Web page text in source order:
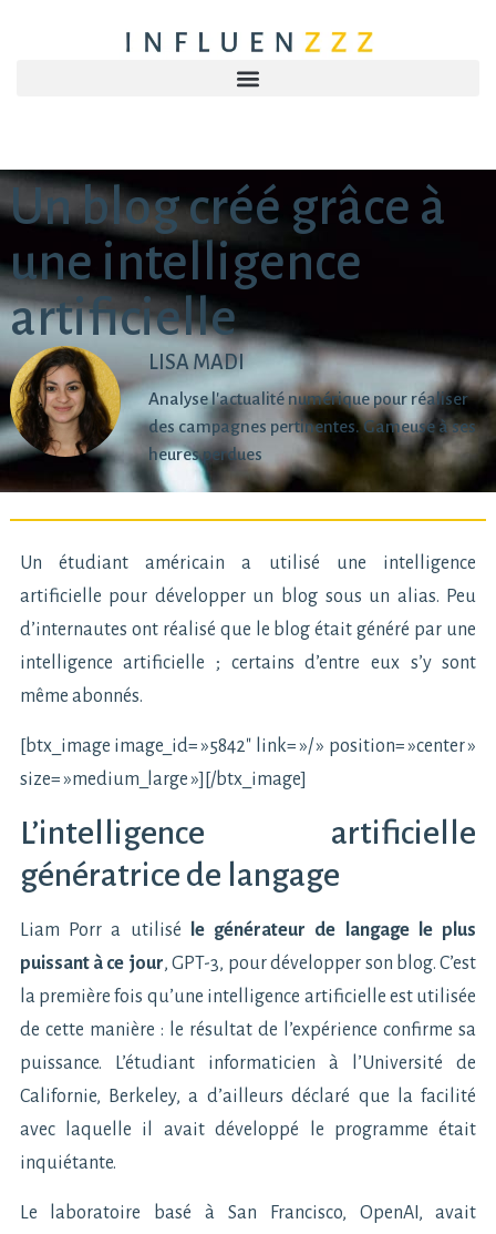
Un blog créé grâce à
une intelligence
artificielle
LISA MADI
Analyse l'actualité numérique pour réaliser
des campagnes pertinentes. Gameuse à ses
heures perdues
Un étudiant américain a utilisé une intelligence
artificielle pour développer un blog sous un alias. Peu
d’internautes ont réalisé que le blog était généré par une
intelligence artificielle ; certains d’entre eux s’y sont
même abonnés.
[btx_image image_id= »5842″ link= »/ » position= »center »
size= »medium_large »][/btx_image]
L’intelligence artificielle
génératrice de langage
Liam Porr a utilisé
le générateur de langage le plus
puissant à ce jour, GPT-3, pour développer son blog. C’est
la première fois qu’une intelligence artificielle est utilisée
de cette manière : le résultat de l’expérience confirme sa
puissance. L’étudiant informaticien à l’Université de
Californie, Berkeley, a d’ailleurs déclaré que la facilité
avec laquelle il avait développé le programme était
inquiétante.
Le laboratoire basé à San Francisco, OpenAI, avait